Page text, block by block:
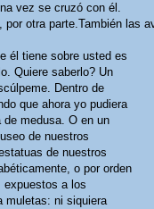
vez se cruzó con él.
otra parte.También las
él tiene sobre usted es
Quiere saberlo? Un
Dentro de
que ahora yo pudiera
de medusa. O en un
de nuestros
de nuestros
o por orden
expuestos a los
muletas: ni siquiera